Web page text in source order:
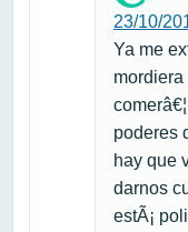
23/10/
Ya me
poderes
hay que
darnos
estÃ¡